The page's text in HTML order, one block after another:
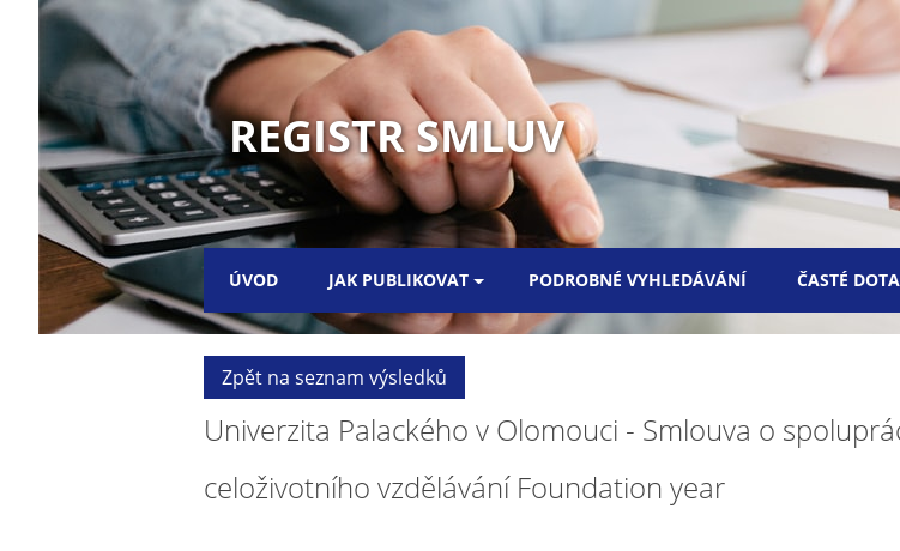
REGISTR SMLUV
ÚVOD JAK PUBLIKOVAT PODROBNÉ VYHLEDÁVÁNÍ ČASTÉ
Zpět na seznam výsledků
Univerzita Palackého v Olomouci - Smlouva o
celoživotního vzdělávání Foundation year